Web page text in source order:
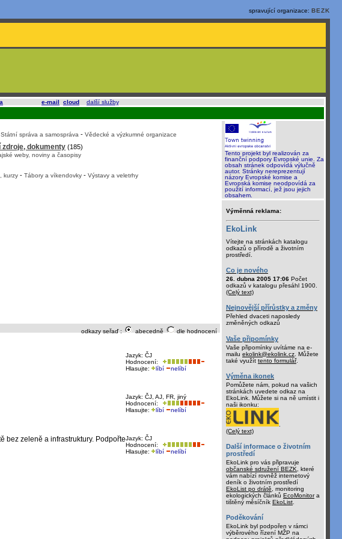
spravující organizace: BEZK
e-mail cloud další služby.
Státní správa a samospráva - Vědecké a výzkumné organizace
dokumenty (185)
weby, noviny a časopisy
kurzy - Tábory a víkendovky - Výstavy a veletrhy
odkazy seřaď : abecedně dle hodnocení
Jazyk: ČJ
Hodnocení:
Hlasujte:
líbí nelíbí
Jazyk: ČJ, AJ, FR, jiný
Hodnocení:
Hlasujte:
líbí nelíbí
Jazyk: ČJ
Hodnocení:
Hlasujte:
líbí nelíbí
bez zeleně a infrastruktury. Podpořte
Tento projekt byl realizován za
finanční podpory Evropské unie. Za
obsah stránek odpovídá výlučně
autor. Stránky nereprezentují
názory Evropské komise a
Evropská komise neodpovídá za
použití informací, jež jsou jejich
obsahem.
Výměnná reklama:
EkoLink
Vítejte na stránkách katalogu
odkazů o přírodě a životním
prostředí.
Co je nového
26. dubna 2005 17:06 Počet
odkazů v katalogu přesáhl 1900.
(Celý text)
Nejnovější přírůstky a změny
Přehled dvaceti naposledy
změněných odkazů
Vaše připomínky
Vaše připomínky uvítáme na e-
mailu ekolink@ekolink.cz . Můžete
také využít tento formulář.
Výměna ikonek
Pomůžete nám, pokud na vašich
stránkách uvedete odkaz na
EkoLink. Můžete si na ně umístit i
naši ikonku:
(Celý text)
Další informace o životním
prostředí
EkoLink pro vás připravuje
občanské sdružení BEZK , které
vám nabízí rovněž internetový
deník o životním prostředí
EkoList po drátě , monitoring
ekologických článků EcoMonitora
tištěný měsíčník EkoList
Poděkování
EkoLink byl podpořen v rámci
výběrového řízení MŽP na